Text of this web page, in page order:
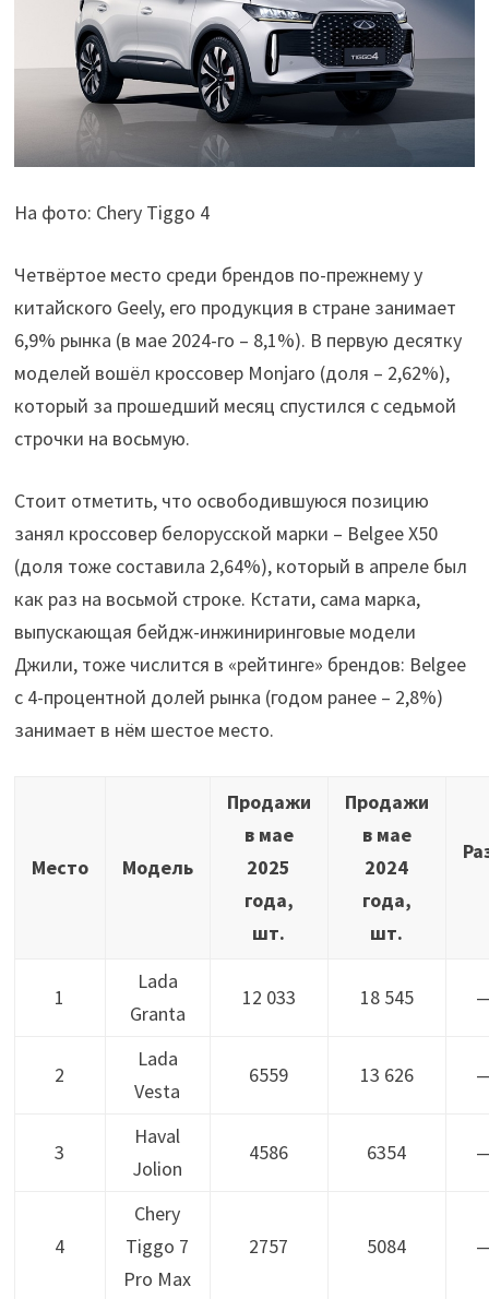
На фото: Chery Tiggo 4
Четвёртое место среди брендов по-прежнему у
китайского Geely, его продукция в стране занимает
6,9% рынка (в мае 2024-го – 8,1%). В первую десятку
моделей вошёл кроссовер Monjaro (доля – 2,62%),
который за прошедший месяц спустился с седьмой
строчки на восьмую.
Стоит отметить, что освободившуюся позицию
занял кроссовер белорусской марки – Belgee X50
(доля тоже составила 2,64%), который в апреле был
как раз на восьмой строке. Кстати, сама марка,
выпускающая бейдж-инжиниринговые модели
Джили, тоже числится в «рейтинге» брендов: Belgee
с 4-процентной долей рынка (годом ранее – 2,8%)
занимает в нём шестое место.
Место Модель
Продажи
в мае
2025
года,
шт.
Продажи
в мае
2024
года,
шт.
1
Lada
Granta
12 033 18 545
2
Lada
Vesta
6559 13 626
3
Haval
Jolion
4586 6354
4
Chery
Tiggo 7
Pro Max
2757 5084